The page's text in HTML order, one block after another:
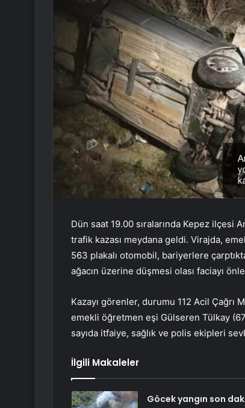
Dün saat 19.00 sıralarında Kepez ilçesi
trafik kazası meydana geldi. Virajda,
563 plakalı otomobil, bariyerlere
ağacın üzerine düşmesi olası faciayı
Kazayı görenler, durumu 112 Acil Çağrı
emekli öğretmen eşi Gülseren Tülkay
sayıda itfaiye, sağlık ve polis ekipleri
İlgili Makaleler
Göcek yangın son